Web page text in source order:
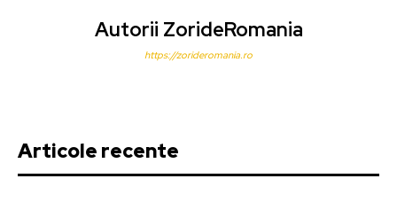
Autorii ZorideRomania
https://zorideromania.ro
Articole recente